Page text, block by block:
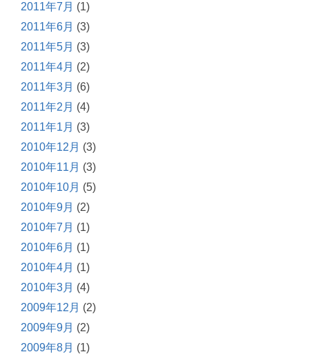
2011年7月 (1)
2011年6月 (3)
2011年5月 (3)
2011年4月 (2)
2011年3月 (6)
2011年2月 (4)
2011年1月 (3)
2010年12月 (3)
2010年11月 (3)
2010年10月 (5)
2010年9月 (2)
2010年7月 (1)
2010年6月 (1)
2010年4月 (1)
2010年3月 (4)
2009年12月 (2)
2009年9月 (2)
2009年8月 (1)